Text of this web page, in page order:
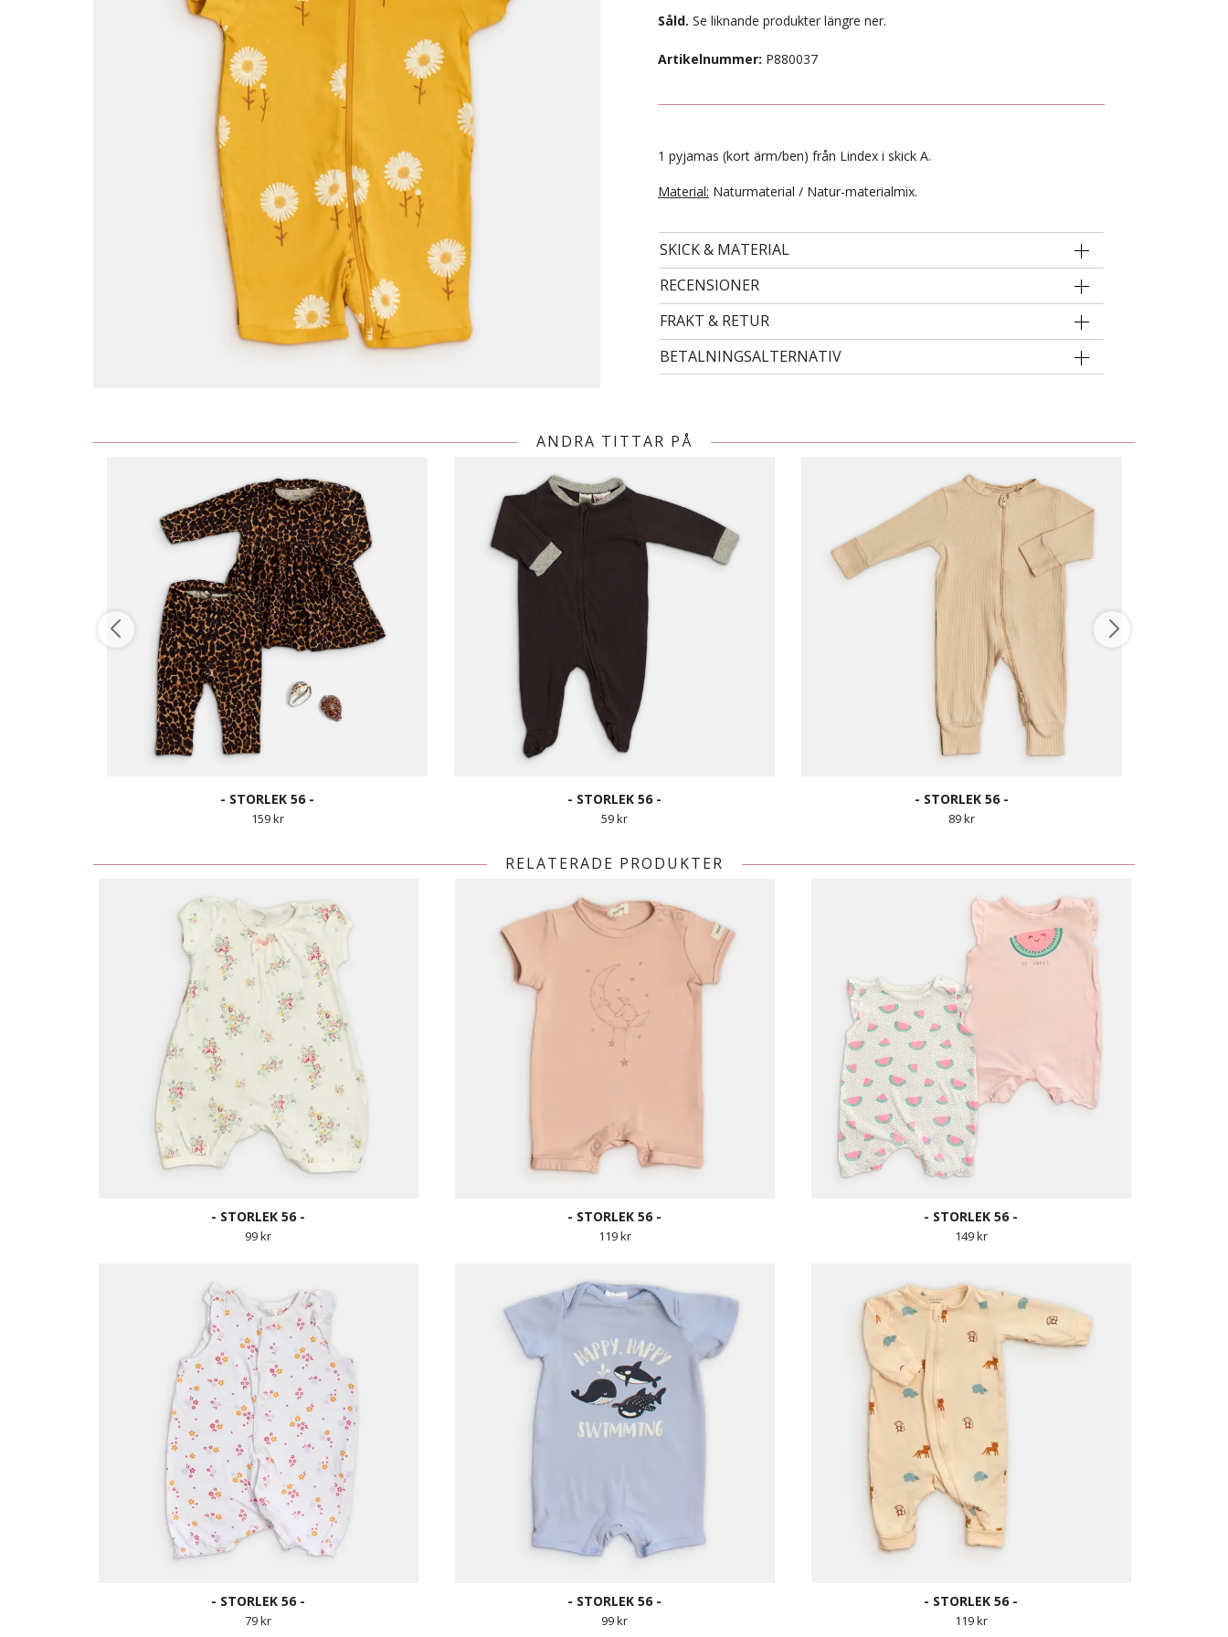
- STORLEK 62 -
Såld. Se liknande produkter längre ner.
Artikelnummer: P880037
1 pyjamas (kort ärm/ben) från Lindex i skick A.
Material: Naturmaterial / Natur-materialmix.
SKICK & MATERIAL
RECENSIONER
FRAKT & RETUR
BETALNINGSALTERNATIV
ANDRA TITTAR PÅ
- STORLEK 56 -
159 kr
- STORLEK 56 -
59 kr
- STORLEK 56 -
89 kr
RELATERADE PRODUKTER
- STORLEK 56 -
99 kr
- STORLEK 56 -
119 kr
- STORLEK 56 -
149 kr
- STORLEK 56 -
79 kr
- STORLEK 56 -
99 kr
- STORLEK 56 -
119 kr